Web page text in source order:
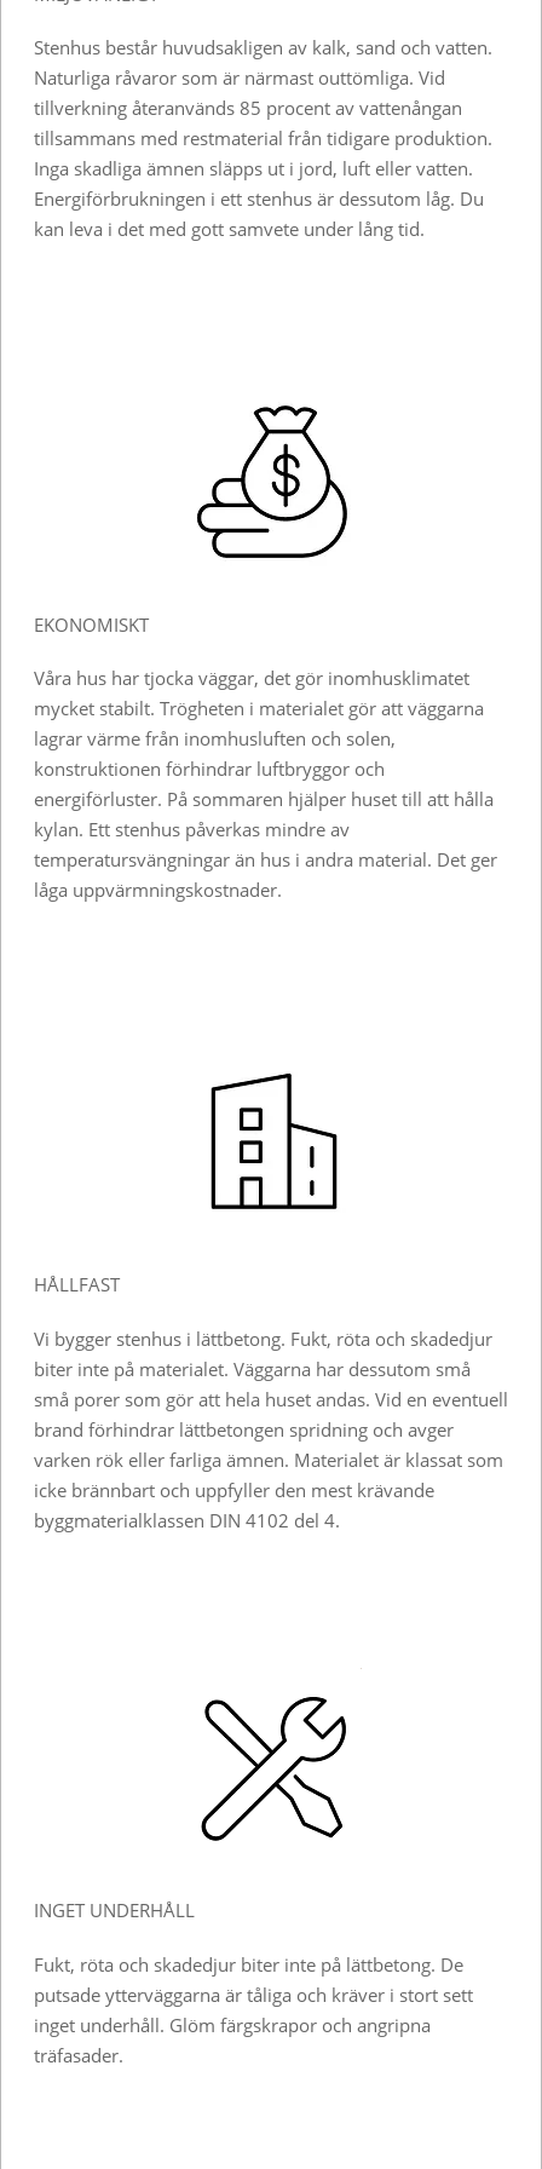
Stenhus består huvudsakligen av kalk, sand och vatten.
Naturliga råvaror som är närmast outtömliga. Vid
tillverkning återanvänds 85 procent av vattenångan
tillsammans med restmaterial från tidigare produktion.
Inga skadliga ämnen släpps ut i jord, luft eller vatten.
Energiförbrukningen i ett stenhus är dessutom låg. Du
kan leva i det med gott samvete under lång tid.
EKONOMISKT
Våra hus har tjocka väggar, det gör inomhusklimatet
mycket stabilt. Trögheten i materialet gör att väggarna
lagrar värme från inomhusluften och solen,
konstruktionen förhindrar luftbryggor och
energiförluster. På sommaren hjälper huset till att hålla
kylan. Ett stenhus påverkas mindre av
temperatursvängningar än hus i andra material. Det ger
låga uppvärmningskostnader.
HÅLLFAST
Vi bygger stenhus i lättbetong. Fukt, röta och skadedjur
biter inte på materialet. Väggarna har dessutom små
små porer som gör att hela huset andas. Vid en eventuell
brand förhindrar lättbetongen spridning och avger
varken rök eller farliga ämnen. Materialet är klassat som
icke brännbart och uppfyller den mest krävande
byggmaterialklassen DIN 4102 del 4.
INGET UNDERHÅLL
Fukt, röta och skadedjur biter inte på lättbetong. De
putsade ytterväggarna är tåliga och kräver i stort sett
inget underhåll. Glöm färgskrapor och angripna
träfasader.